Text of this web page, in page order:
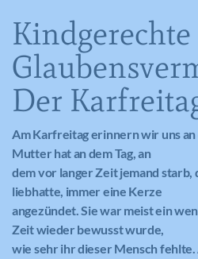
Kindgerechte
Der
Am Karfreitag erinnern wir uns an
Mutter hat an dem Tag, an
dem vor langer Zeit jemand starb,
liebhatte, immer eine Kerze
angezündet. Sie war meist ein
Zeit wieder bewusst wurde,
wie sehr ihr dieser Mensch